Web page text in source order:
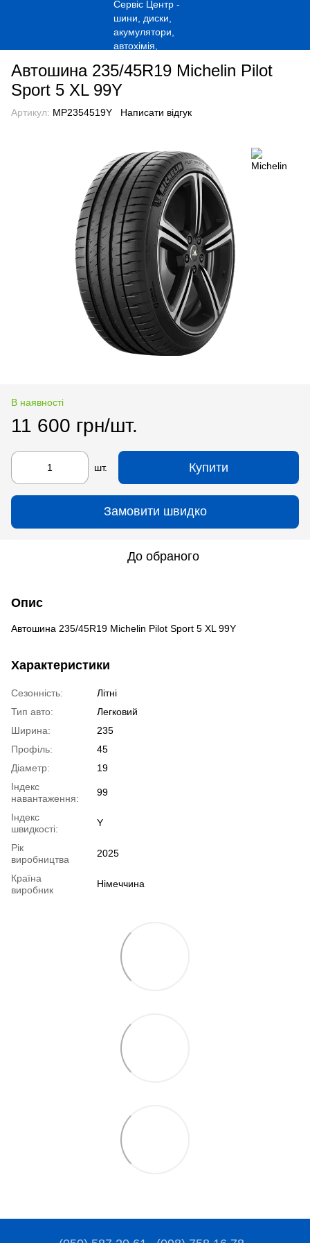
Автошина 235/45R19 Michelin Pilot
Sport 5 XL 99Y
Артикул: MP2354519Y Написати відгук
В наявності
11 600 грн/шт.
шт. Купити
Замовити швидко
До обраного
Опис
Автошина 235/45R19 Michelin Pilot Sport 5 XL 99Y
Характеристики
Сезонність:
Літні
Тип авто:
Легковий
Ширина:
235
Профіль:
45
Діаметр:
19
Індекс
навантаження:
99
Індекс
швидкості:
Y
Рік
виробництва
2025
Країна
виробник
Німеччина